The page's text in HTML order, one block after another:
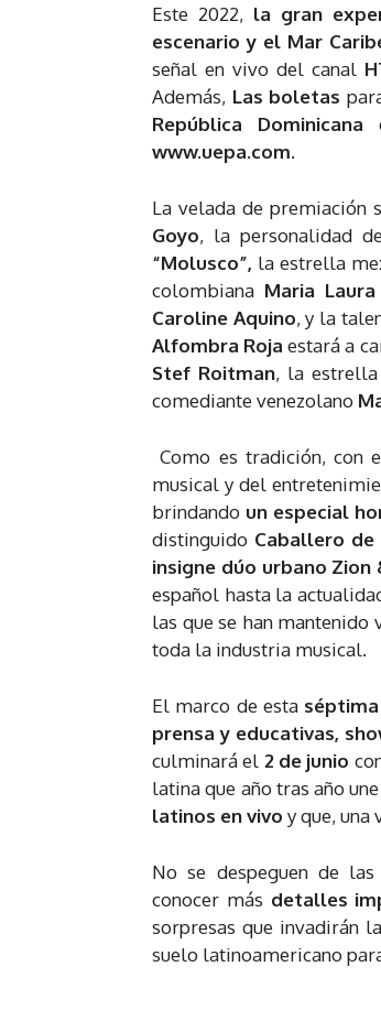
Este 2022, la gran
escenario y el Mar
señal en vivo del canal
Además, Las boletas
República Dominicana
www.uepa.com.
La velada de premiación
Goyo, la personalidad
“Molusco”, la estrella
colombiana Maria
Caroline Aquino, y la
Alfombra Roja estará a
Stef Roitman, la
comediante venezolano
Como es tradición, con
musical y del
brindando un especial
distinguido Caballero
insigne dúo urbano Zion
español hasta la
las que se han mantenido
toda la industria musical.
El marco de esta
prensa y educativas,
culminará el 2 de junio
latina que año tras año
latinos en vivo y que, una
No se despeguen de las
conocer más detalles
sorpresas que invadirán la
suelo latinoamericano